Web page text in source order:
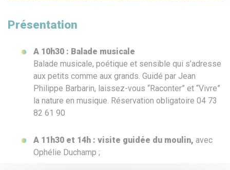
Présentation
A 10h30 : Balade musicale
Balade musicale, poétique et sensible qui s’adresse
aux petits comme aux grands. Guidé par Jean
Philippe Barbarin, laissez-vous “Raconter” et “Vivre”
la nature en musique. Réservation obligatoire 04 73
82 61 90
A 11h30 et 14h : visite guidée du moulin, avec
Ophélie Duchamp ;